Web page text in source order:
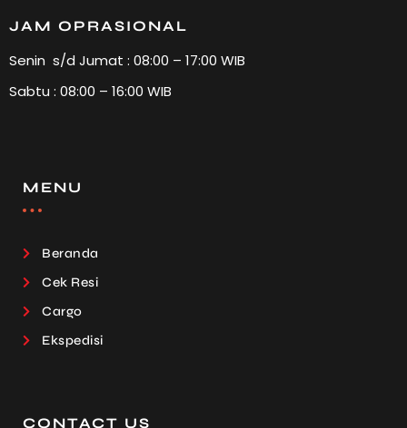
JAM OPRASIONAL
Senin s/d Jumat : 08:00 – 17:00 WIB
Sabtu : 08:00 – 16:00 WIB
MENU
Beranda
Cek Resi
Cargo
Ekspedisi
CONTACT US